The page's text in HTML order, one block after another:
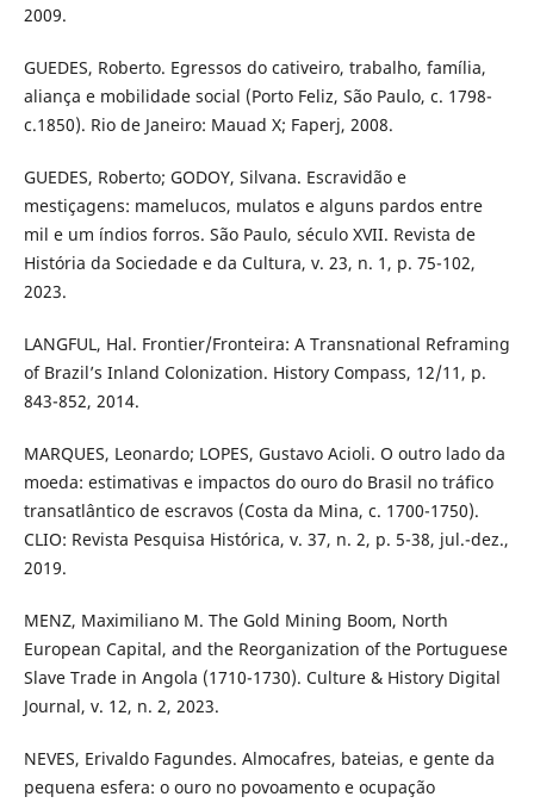
2009.
GUEDES, Roberto. Egressos do cativeiro, trabalho, família,
aliança e mobilidade social (Porto Feliz, São Paulo, c. 1798-
c.1850). Rio de Janeiro: Mauad X; Faperj, 2008.
GUEDES, Roberto; GODOY, Silvana. Escravidão e
mestiçagens: mamelucos, mulatos e alguns pardos entre
mil e um índios forros. São Paulo, século XVII. Revista de
História da Sociedade e da Cultura, v. 23, n. 1, p. 75-102,
2023.
LANGFUL, Hal. Frontier/Fronteira: A Transnational Reframing
of Brazil’s Inland Colonization. History Compass, 12/11, p.
843-852, 2014.
MARQUES, Leonardo; LOPES, Gustavo Acioli. O outro lado da
moeda: estimativas e impactos do ouro do Brasil no tráfico
transatlântico de escravos (Costa da Mina, c. 1700-1750).
CLIO: Revista Pesquisa Histórica, v. 37, n. 2, p. 5-38, jul.-dez.,
2019.
MENZ, Maximiliano M. The Gold Mining Boom, North
European Capital, and the Reorganization of the Portuguese
Slave Trade in Angola (1710-1730). Culture & History Digital
Journal, v. 12, n. 2, 2023.
NEVES, Erivaldo Fagundes. Almocafres, bateias, e gente da
pequena esfera: o ouro no povoamento e ocupação